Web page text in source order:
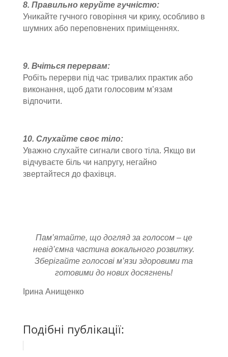
8. Правильно керуйте гучністю:
Уникайте гучного говоріння чи крику, особливо в
шумних або переповнених приміщеннях.
9. Вчіться перервам:
Робіть перерви під час тривалих практик або
виконання, щоб дати голосовим м’язам
відпочити.
10. Слухайте своє тіло:
Уважно слухайте сигнали свого тіла. Якщо ви
відчуваєте біль чи напругу, негайно
звертайтеся до фахівця.
Пам’ятайте, що догляд за голосом – це
невід’ємна частина вокального розвитку.
Зберігайте голосові м’язи здоровими та
готовими до нових досягнень!
Ірина Анищенко
Подібні публікації: